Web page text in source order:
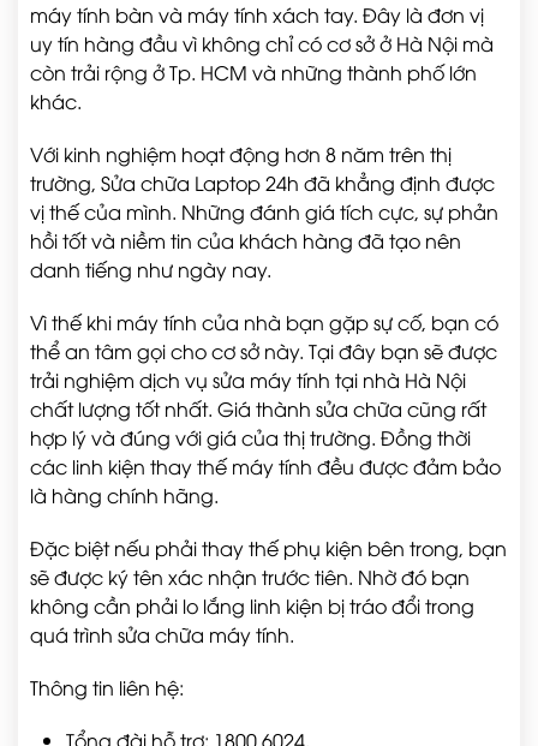
máy tính bàn và máy tính xách tay. Đây là đơn vị
uy tín hàng đầu vì không chỉ có cơ sở ở Hà Nội mà
còn trải rộng ở Tp. HCM và những thành phố lớn
khác.
Với kinh nghiệm hoạt động hơn 8 năm trên thị
trường, Sửa chữa Laptop 24h đã khẳng định được
vị thế của mình. Những đánh giá tích cực, sự phản
hồi tốt và niềm tin của khách hàng đã tạo nên
danh tiếng như ngày nay.
Vì thế khi máy tính của nhà bạn gặp sự cố, bạn có
thể an tâm gọi cho cơ sở này. Tại đây bạn sẽ được
trải nghiệm dịch vụ sửa máy tính tại nhà Hà Nội
chất lượng tốt nhất. Giá thành sửa chữa cũng rất
hợp lý và đúng với giá của thị trường. Đồng thời
các linh kiện thay thế máy tính đều được đảm bảo
là hàng chính hãng.
Đặc biệt nếu phải thay thế phụ kiện bên trong, bạn
sẽ được ký tên xác nhận trước tiên. Nhờ đó bạn
không cần phải lo lắng linh kiện bị tráo đổi trong
quá trình sửa chữa máy tính.
Thông tin liên hệ:
Tổng đài hỗ trợ: 1800 6024.